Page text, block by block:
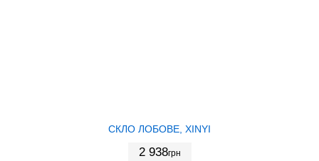
СКЛО ЛОБОВЕ, XINYI
2 938грн